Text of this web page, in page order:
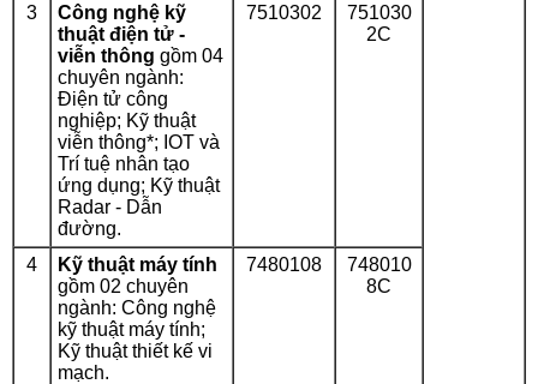
3
Công nghệ kỹ
thuật điện tử -
viễn thông gồm 04
chuyên ngành:
Điện tử công
nghiệp; Kỹ thuật
viễn thông*; IOT và
Trí tuệ nhân tạo
ứng dụng; Kỹ thuật
Radar - Dẫn
đường.
7510302
751030
2C
4
Kỹ thuật máy tính
gồm 02 chuyên
ngành: Công nghệ
kỹ thuật máy tính;
Kỹ thuật thiết kế vi
mạch.
7480108
748010
8C